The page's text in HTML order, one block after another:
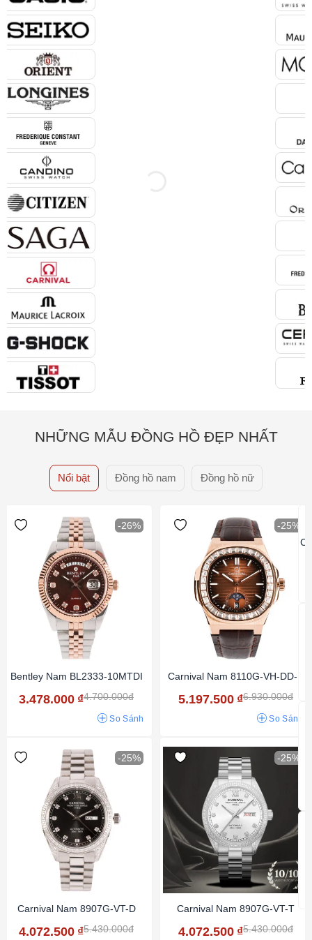
NHỮNG MẪU ĐỒNG HỒ ĐẸP NHẤT
Nổi bật Đồng hồ nam Đồng hồ nữ
-26%
Bentley Nam BL2333-10MTDI
3.478.000 ₫4.700.000đ
So Sánh
-25%
Carnival Nam 8110G-VH-DD-N
5.197.500 ₫6.930.000đ
So Sánh
-25%
Carnival Nam 8907G-VT-D
4.072.500 ₫5.430.000đ
-25%
Carnival Nam 8907G-VT-T
4.072.500 ₫5.430.000đ